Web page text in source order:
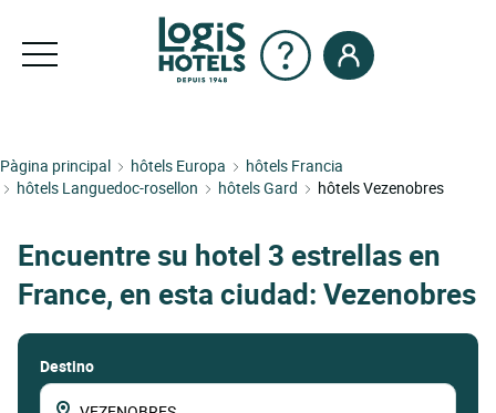
Pàgina principal hôtels Europa
hôtels Francia
hôtels Languedoc-rosellon
hôtels Gard hôtels Vezenobres
Encuentre su hotel 3 estrellas en
France, en esta ciudad: Vezenobres
Destino